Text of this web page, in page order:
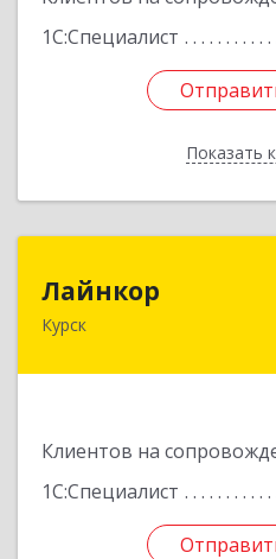
1С:Специалист
Показать
Лайнкор
Курск
Клиентов на
1С:Специалист
305021, Курская обл,